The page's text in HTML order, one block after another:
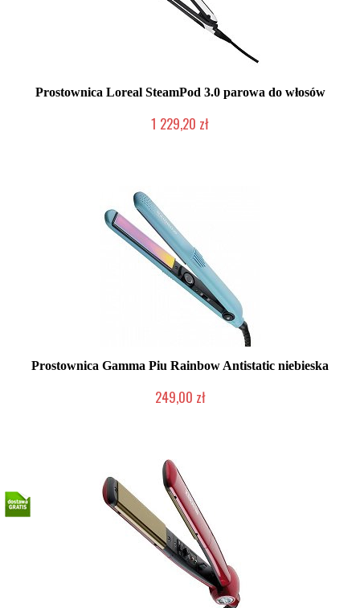
Prostownica Loreal SteamPod 3.0 parowa do włosów
1 229,20 zł
Prostownica Gamma Piu Rainbow Antistatic niebieska
249,00 zł